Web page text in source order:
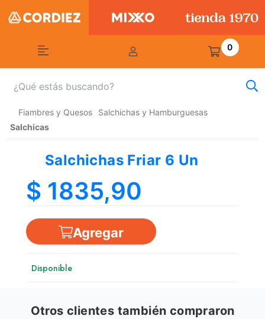
0
Fiambres y Quesos
Salchichas y Hamburguesas
Salchicas
Salchichas Friar 6 Un
$ 1835,90
Agregar
Disponible
Otros clientes también compraron